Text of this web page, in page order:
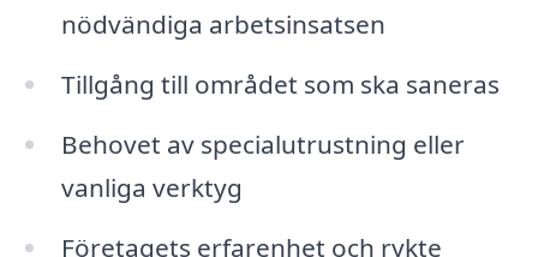
nödvändiga arbetsinsatsen
Tillgång till området som ska saneras
Behovet av specialutrustning eller
vanliga verktyg
Företagets erfarenhet och rykte